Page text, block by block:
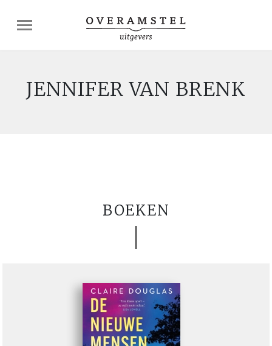
JENNIFER VAN BRENK
BOEKEN